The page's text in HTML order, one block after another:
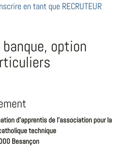
en tant que RECRUTEUR
option
d'apprentis de l'association pour la
technique
Besançon